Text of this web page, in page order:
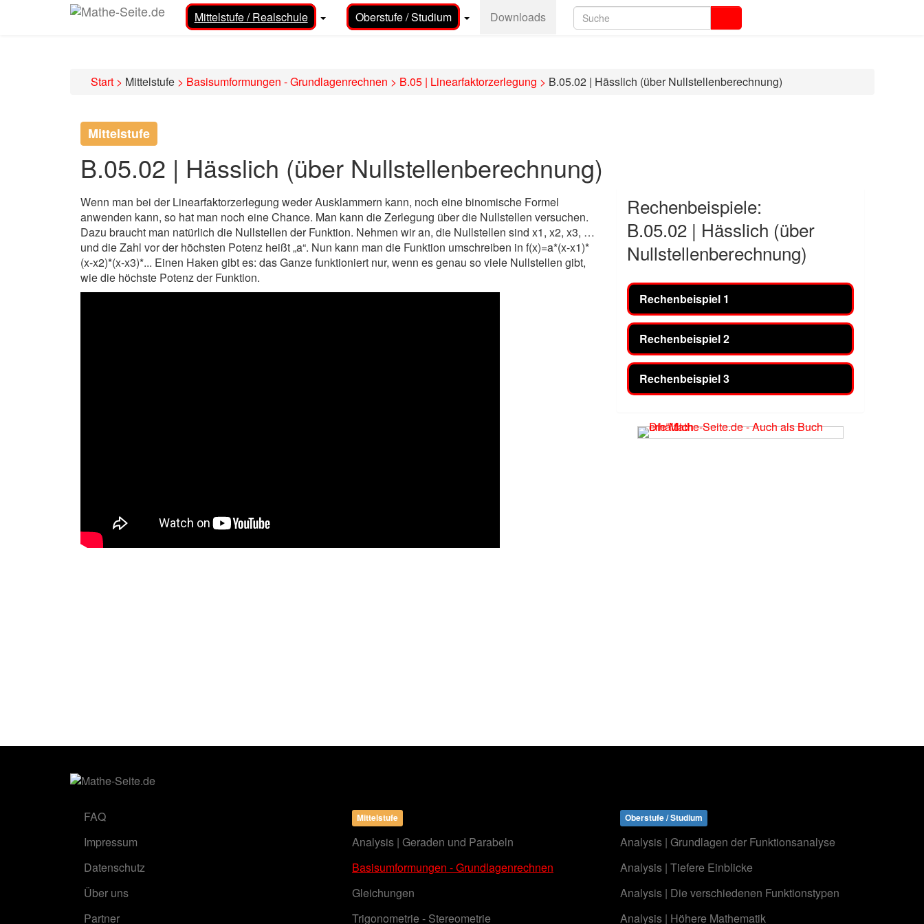
Mittelstufe / Realschule Oberstufe / Studium Downloads
Start > Mittelstufe > Basisumformungen - Grundlagenrechnen > B.05 | Linearfaktorzerlegung > B.05.02 | Hässlich (über Nullstellenberechnung)
Mittelstufe
B.05.02 | Hässlich (über Nullstellenberechnung)
Wenn man bei der Linearfaktorzerlegung weder Ausklammern kann, noch eine binomische Formel
anwenden kann, so hat man noch eine Chance. Man kann die Zerlegung über die Nullstellen versuchen.
Dazu braucht man natürlich die Nullstellen der Funktion. Nehmen wir an, die Nullstellen sind x1, x2, x3, …
und die Zahl vor der höchsten Potenz heißt „a“. Nun kann man die Funktion umschreiben in f(x)=a*(x-x1)*
(x-x2)*(x-x3)*... Einen Haken gibt es: das Ganze funktioniert nur, wenn es genau so viele Nullstellen gibt,
wie die höchste Potenz der Funktion.
Rechenbeispiele:
B.05.02 | Hässlich (über
Nullstellenberechnung)
Rechenbeispiel 1
Rechenbeispiel 2
Rechenbeispiel 3
FAQ
Impressum
Datenschutz
Über uns
Partner
Mittelstufe
Analysis | Geraden und Parabeln
Basisumformungen - Grundlagenrechnen
Gleichungen
Trigonometrie - Stereometrie
Oberstufe / Studium
Analysis | Grundlagen der Funktionsanalyse
Analysis | Tiefere Einblicke
Analysis | Die verschiedenen Funktionstypen
Analysis | Höhere Mathematik